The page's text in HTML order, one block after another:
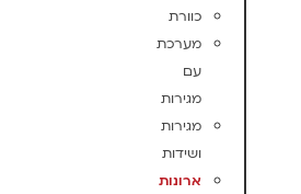
כוורת
מערכת
עם
מגירות
מגירות
ושידות
ארונות